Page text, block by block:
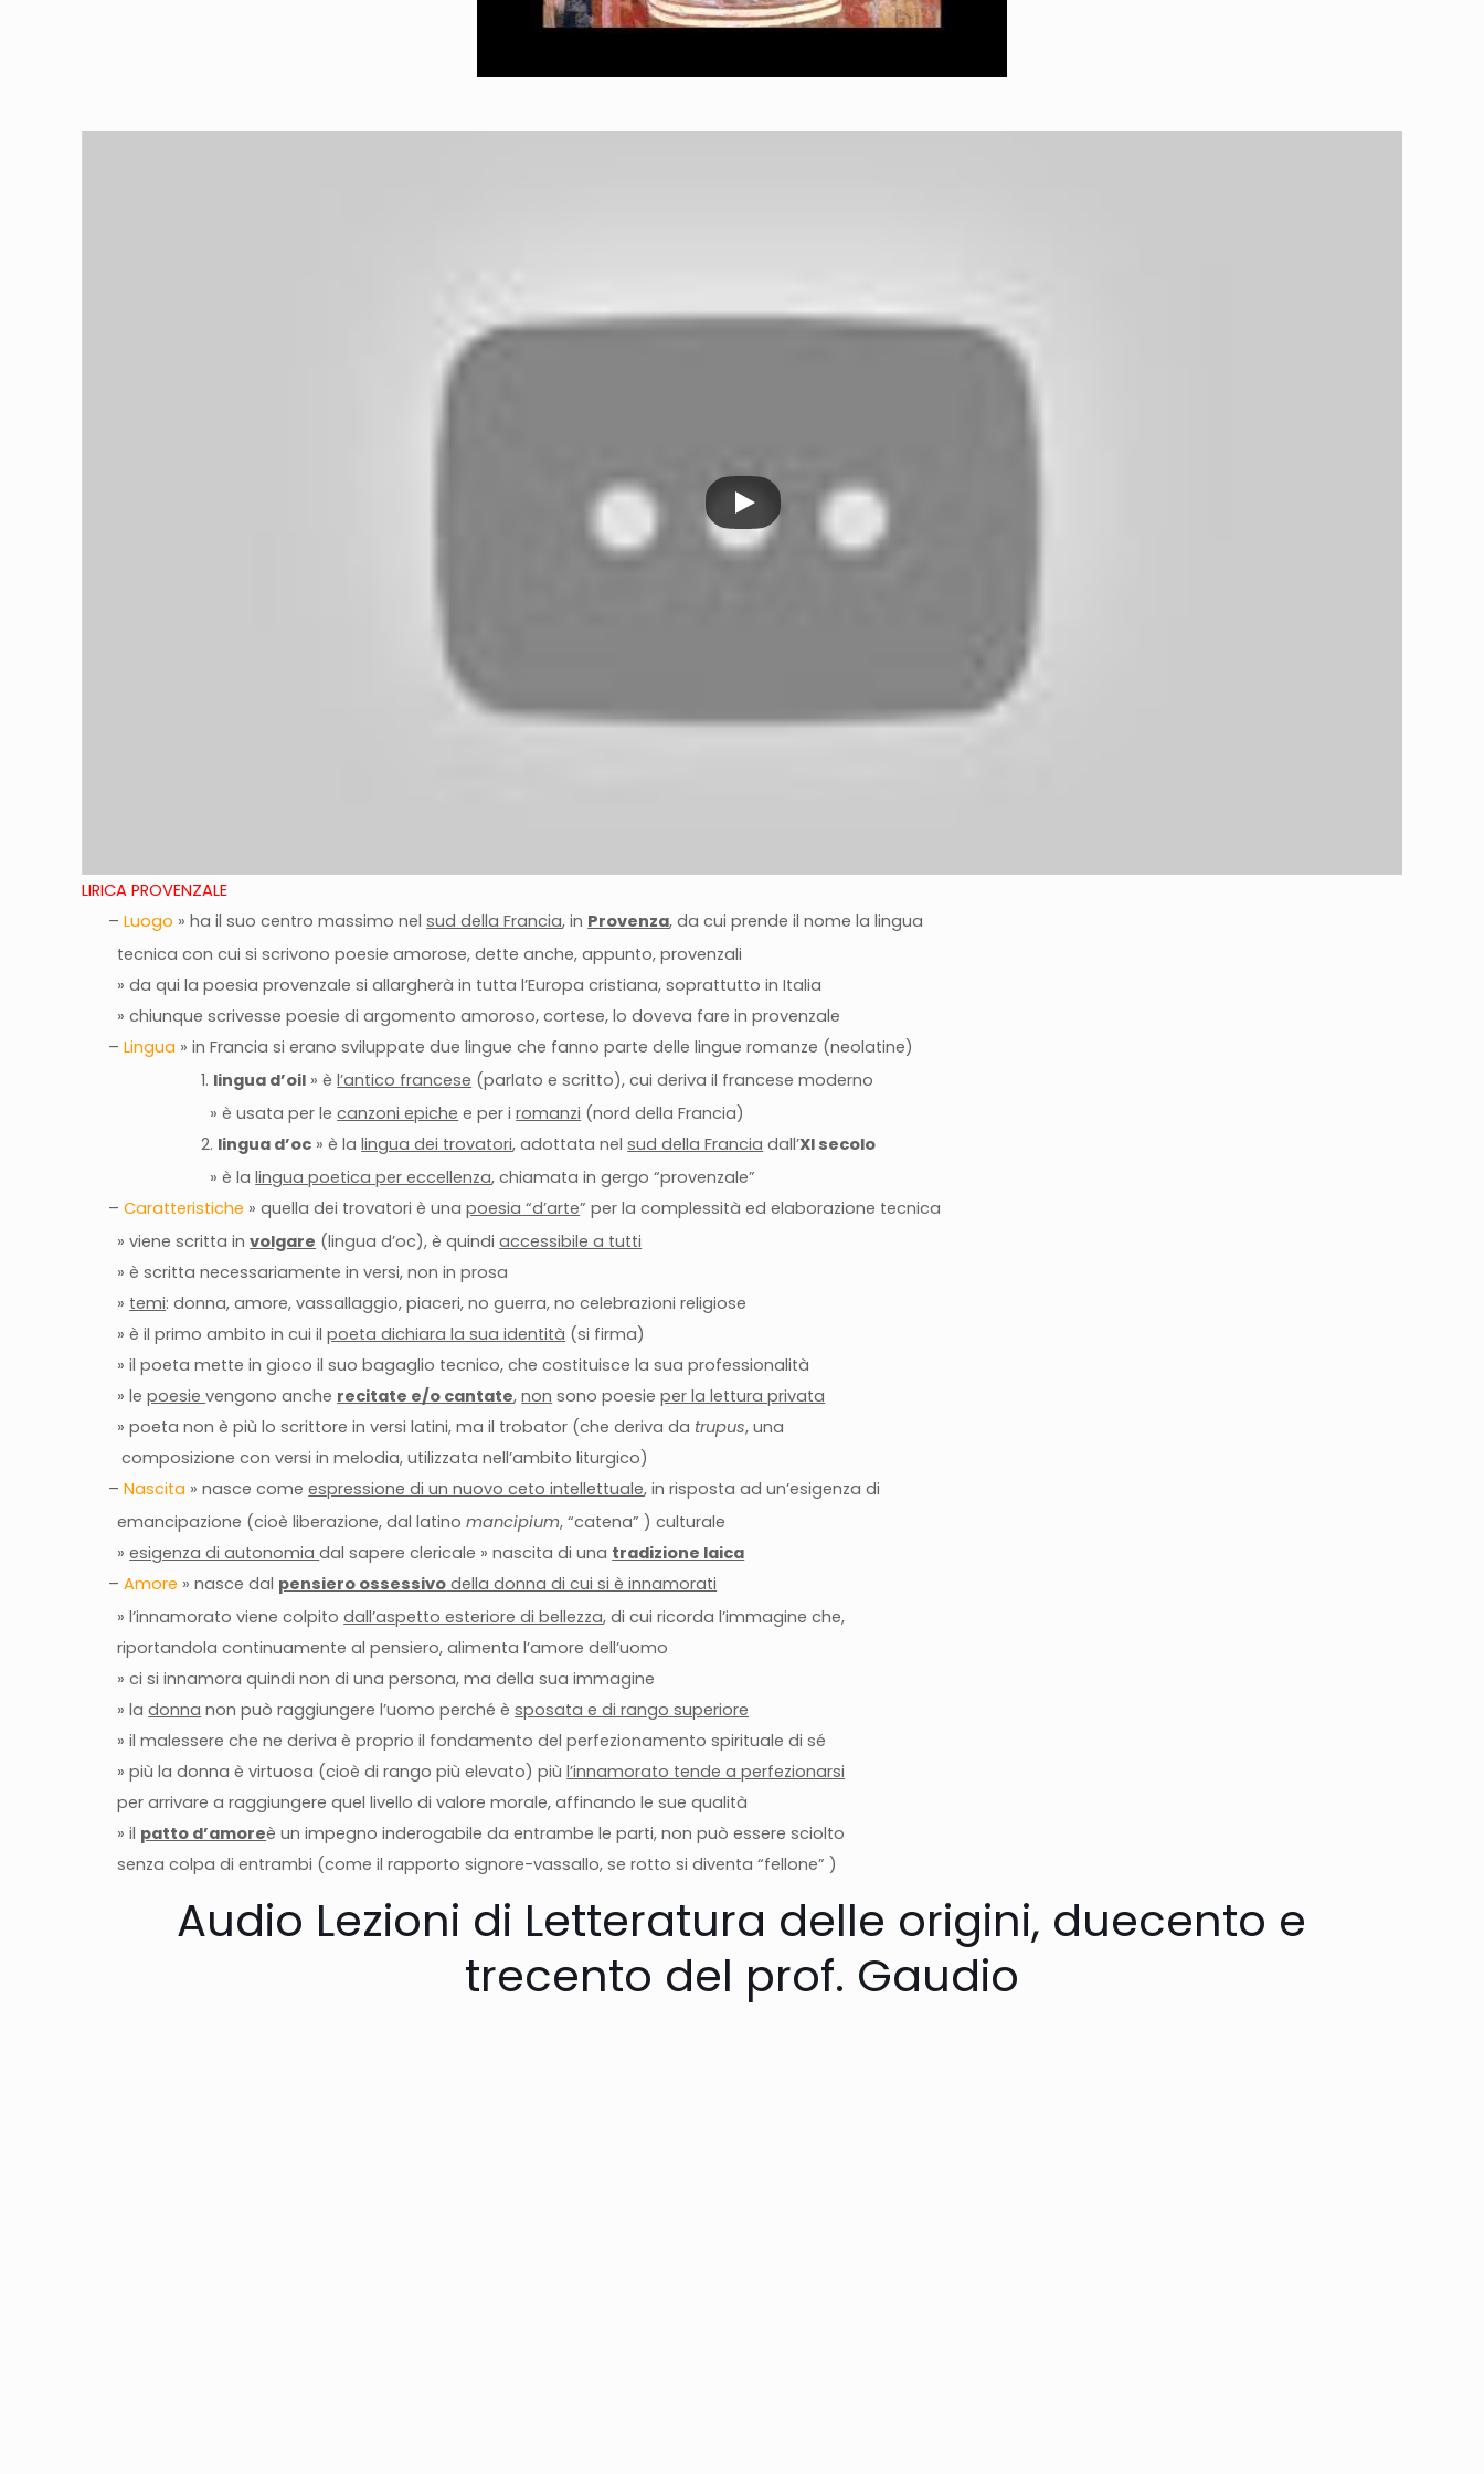
LIRICA PROVENZALE
– Luogo » ha il suo centro massimo nelsud della Francia, in Provenza, da cui prende il nome la lingua
tecnica con cui si scrivono poesie amorose, dette anche, appunto, provenzali
» da qui la poesia provenzale si allargherà in tutta l’Europa cristiana, soprattutto in Italia
» chiunque scrivesse poesie di argomento amoroso, cortese, lo doveva fare in provenzale
– Lingua » in Francia si erano sviluppate due lingue che fanno parte delle lingue romanze (neolatine)
1. lingua d’oil » èl’antico francese (parlato e scritto), cui deriva il francese moderno
» è usata per lecanzoni epiche e per iromanzi (nord della Francia)
2. lingua d’oc » è lalingua dei trovatori, adottata nelsud della Francia dall’XI secolo
» è lalingua poetica per eccellenza, chiamata in gergo “provenzale”
– Caratteristiche » quella dei trovatori è unapoesia “d’arte” per la complessità ed elaborazione tecnica
» viene scritta involgare (lingua d’oc), è quindiaccessibile a tutti
» è scritta necessariamente in versi, non in prosa
» temi: donna, amore, vassallaggio, piaceri, no guerra, no celebrazioni religiose
» è il primo ambito in cui ilpoeta dichiara la sua identità (si firma)
» il poeta mette in gioco il suo bagaglio tecnico, che costituisce la sua professionalità
» lepoesievengono anche recitate e/o cantate,non sono poesieper la lettura privata
» poeta non è più lo scrittore in versi latini, ma il trobator (che deriva da trupus, una
composizione con versi in melodia, utilizzata nell’ambito liturgico)
– Nascita » nasce comeespressione di un nuovo ceto intellettuale, in risposta ad un’esigenza di
emancipazione (cioè liberazione, dal latinomancipium, “catena” ) culturale
»esigenza di autonomiadal sapere clericale » nascita di una tradizione laica
– Amore » nasce dal pensiero ossessivo della donna di cui si è innamorati
» l’innamorato viene colpitodall’aspetto esteriore di bellezza, di cui ricorda l’immagine che,
riportandola continuamente al pensiero, alimenta l’amore dell’uomo
» ci si innamora quindi non di una persona, ma della sua immagine
» ladonna non può raggiungere l’uomo perché èsposata e di rango superiore
» il malessere che ne deriva è proprio il fondamento del perfezionamento spirituale di sé
» più la donna è virtuosa (cioè di rango più elevato) piùl’innamorato tende a perfezionarsi
per arrivare a raggiungere quel livello di valore morale, affinando le sue qualità
» il patto d’amoreè un impegno inderogabile da entrambe le parti, non può essere sciolto
senza colpa di entrambi (come il rapporto signore-vassallo, se rotto si diventa “fellone” )
Audio Lezioni di Letteratura delle origini, duecento e
trecento del prof. Gaudio